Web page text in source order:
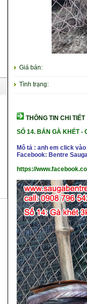
Giá bán:
Tình trạng:
THÔNG TIN CHI TIẾT
SỐ 14. BÁN GÀ KHÉT -
Mô tả : anh em click
Facebook: Bentre
https://